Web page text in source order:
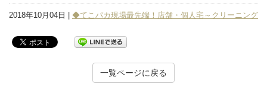
2018年10月04日 | ◆てこパカ現場最先端！店舗・個人宅～クリーニング
一覧ページに戻る